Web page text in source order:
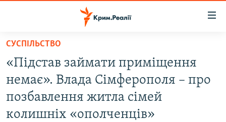
Перейти
основного
матеріалу
Перейти
до
основної
ВОДА.КРИМ
ВІДЕО ТА ФОТО
СУСПІЛЬСТВО
«Підстав займати приміщення
немає». Влада Сімферополя – про
позбавлення житла сімей
колишніх «ополченців»